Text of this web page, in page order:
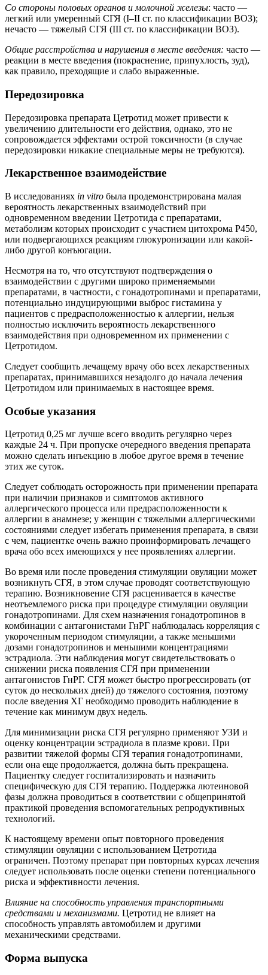
Со стороны половых органов и молочной железы: часто —
легкий или умеренный СГЯ (I–II ст. по классификации ВОЗ);
нечасто — тяжелый СГЯ (III ст. по классификации ВОЗ).
Общие расстройства и нарушения в месте введения: часто —
реакции в месте введения (покраснение, припухлость, зуд),
как правило, преходящие и слабо выраженные.
Передозировка
Передозировка препарата Цетротид может привести к
увеличению длительности его действия, однако, это не
сопровождается эффектами острой токсичности (в случае
передозировки никакие специальные меры не требуются).
Лекарственное взаимодействие
В исследованиях in vitro была продемонстрирована малая
вероятность лекарственных взаимодействий при
одновременном введении Цетротида с препаратами,
метаболизм которых происходит с участием цитохрома Р450,
или подвергающихся реакциям глюкуронизации или какой-
либо другой конъюгации.
Несмотря на то, что отсутствуют подтверждения о
взаимодействии с другими широко применяемыми
препаратами, в частности, с гонадотропинами и препаратами,
потенциально индуцирующими выброс гистамина у
пациентов с предрасположенностью к аллергии, нельзя
полностью исключить вероятность лекарственного
взаимодействия при одновременном их применении с
Цетротидом.
Следует сообщить лечащему врачу обо всех лекарственных
препаратах, принимавшихся незадолго до начала лечения
Цетротидом или принимаемых в настоящее время.
Особые указания
Цетротид 0,25 мг лучше всего вводить регулярно через
каждые 24 ч. При пропуске очередного введения препарата
можно сделать инъекцию в любое другое время в течение
этих же суток.
Следует соблюдать осторожность при применении препарата
при наличии признаков и симптомов активного
аллергического процесса или предрасположенности к
аллергии в анамнезе; у женщин с тяжелыми аллергическими
состояниями следует избегать применения препарата, в связи
с чем, пациентке очень важно проинформировать лечащего
врача обо всех имеющихся у нее проявлениях аллергии.
Во время или после проведения стимуляции овуляции может
возникнуть СГЯ, в этом случае проводят соответствующую
терапию. Возникновение СГЯ расценивается в качестве
неотъемлемого риска при процедуре стимуляции овуляции
гонадотропинами. Для схем назначения гонадотропинов в
комбинации с антагонистами ГнРГ наблюдалась корреляция с
укороченным периодом стимуляции, а также меньшими
дозами гонадотропинов и меньшими концентрациями
эстрадиола. Эти наблюдения могут свидетельствовать о
снижении риска появления СГЯ при применении
антагонистов ГнРГ. СГЯ может быстро прогрессировать (от
суток до нескольких дней) до тяжелого состояния, поэтому
после введения ХГ необходимо проводить наблюдение в
течение как минимум двух недель.
Для минимизации риска СГЯ регулярно применяют УЗИ и
оценку концентрации эстрадиола в плазме крови. При
развитии тяжелой формы СГЯ терапия гонадотропинами,
если она еще продолжается, должна быть прекращена.
Пациентку следует госпитализировать и назначить
специфическую для СГЯ терапию. Поддержка лютеиновой
фазы должна проводиться в соответствии с общепринятой
практикой проведения вспомогательных репродуктивных
технологий.
К настоящему времени опыт повторного проведения
стимуляции овуляции с использованием Цетротида
ограничен. Поэтому препарат при повторных курсах лечения
следует использовать после оценки степени потенциального
риска и эффективности лечения.
Влияние на способность управления транспортными
средствами и механизмами. Цетротид не влияет на
способность управлять автомобилем и другими
механическими средствами.
Форма выпуска